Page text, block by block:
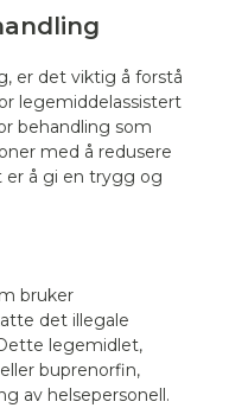
er det viktig å forstå
legemiddelassistert
behandling som
med å redusere
er å gi en trygg og
bruker
det illegale
legemidlet,
buprenorfin,
av helsepersonell.